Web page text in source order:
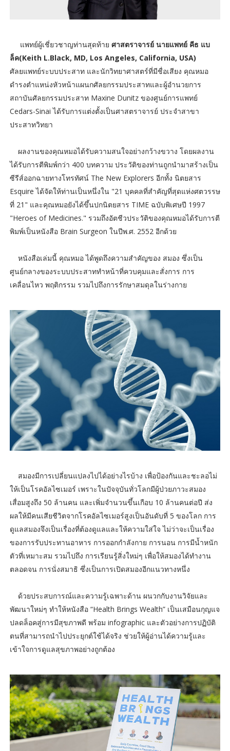
แพทย์ผู้เชี่ยวชาญท่านสุดท้าย ศาสตราจารย์ นายแพทย์ คีธ แบ
ล็ค(Keith L.Black, MD, Los Angeles, California, USA)
ศัลยแพทย์ระบบประสาท และนักวิทยาศาสตร์ที่มีชื่อเสียง คุณหมอ
ดำรงตำแหน่งหัวหน้าแผนกศัลยกรรมประสาทและผู้อำนวยการ
สถาบันศัลยกรรมประสาท Maxine Dunitz ของศูนย์การแพทย์
Cedars-Sinai ได้รับการแต่งตั้งเป็นศาสตราจารย์ ประจำสาขา
ประสาทวิทยา
ผลงานของคุณหมอได้รับความสนใจอย่างกว้างขวาง โดยผลงาน
ได้รับการตีพิมพ์กว่า 400 บทความ ประวัติของท่านถูกนำมาสร้างเป็น
ซีรีส์ออกฉายทางโทรทัศน์ The New Explorers อีกทั้ง นิตยสาร
Esquire ได้จัดให้ท่านเป็นหนึ่งใน "21 บุคคลที่สำคัญที่สุดแห่งศตวรรษ
ที่ 21" และคุณหมอยังได้ขึ้นปกนิตยสาร TIME ฉบับพิเศษปี 1997
"Heroes of Medicines." รวมถึงอัตชีวประวัติของคุณหมอได้รับการตี
พิมพ์เป็นหนังสือ Brain Surgeon ในปีพ.ศ. 2552 อีกด้วย
หนังสือเล่มนี้ คุณหมอ ได้พูดถึงความสำคัญของ สมอง ซึ่งเป็น
ศูนย์กลางของระบบประสาททำหน้าที่ควบคุมและสั่งการ การ
เคลื่อนไหว พฤติกรรม รวมไปถึงการรักษาสมดุลในร่างกาย
สมองมีการเปลี่ยนแปลงไปได้อย่างไรบ้าง เพื่อป้องกันและชะลอไม่
ให้เป็นโรคอัลไซเมอร์ เพราะในปัจจุบันทั่วโลกมีผู้ป่วยภาวะสมอง
เสื่อมสูงถึง 50 ล้านคน และเพิ่มจำนวนขึ้นเกือบ 10 ล้านคนต่อปี ส่ง
ผลให้มีคนเสียชีวิตจากโรคอัลไซเมอร์สูงเป็นอันดับที่ 5 ของโลก การ
ดูแลสมองจึงเป็นเรื่องที่ต้องดูแลและให้ความใส่ใจ ไม่ว่าจะเป็นเรื่อง
ของการรับประทานอาหาร การออกกำลังกาย การนอน การมีน้ำหนัก
ตัวที่เหมาะสม รวมไปถึง การเรียนรู้สิ่งใหม่ๆ เพื่อให้สมองได้ทำงาน
ตลอดจน การนั่งสมาธิ ซึ่งเป็นการเปิดสมองอีกแนวทางหนึ่ง
ด้วยประสบการณ์และความรู้เฉพาะด้าน ผนวกกับงานวิจัยและ
พัฒนาใหม่ๆ ทำให้หนังสือ “Health Brings Wealth” เป็นเสมือนกุญแจ
ปลดล็อคสู่การมีสุขภาพดี พร้อม infographic และตัวอย่างการปฏิบัติ
ตนที่สามารถนำไปประยุกต์ใช้ได้จริง ช่วยให้ผู้อ่านได้ความรู้และ
เข้าใจการดูแลสุขภาพอย่างถูกต้อง